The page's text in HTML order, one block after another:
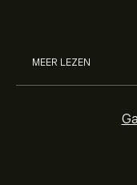
MEER LEZEN
Analisten bieden
voor toekomstige